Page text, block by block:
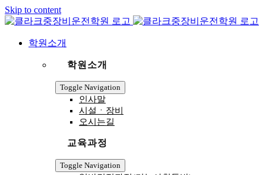
Skip to content
학원소개
학원소개
Toggle Navigation
인사말
시설ㆍ장비
오시는길
교육과정
Toggle Navigation